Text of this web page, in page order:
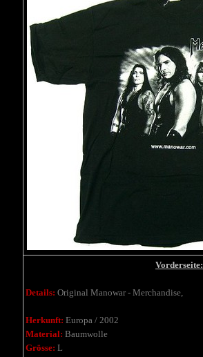
Vorderseite:
Details: Original Manowar - Merchandise,
Herkunft: Europa / 2002
Material: Baumwolle
Grösse: L